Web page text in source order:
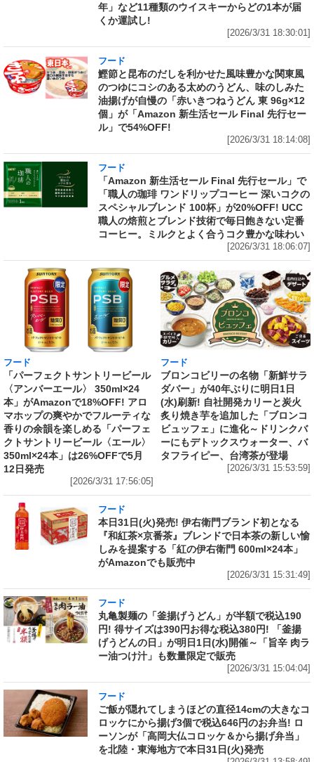
年」など11種類のウイスキーからどの1本が届
くか運試し!
[2026/3/31 18:30:01]
フード
鰹節と昆布のだしを利かせた風味豊かな関東風
のつゆにコシのある太めのうどん、味のしみた
油揚げが自慢の「赤いきつねうどん 東 96g×12
個」が「Amazon 新生活セール Final 先行セー
ル」で54%OFF!
[2026/3/31 18:14:08]
フード
「Amazon 新生活セール Final 先行セール」で
「職人の珈琲 ワンドリップコーヒー 深いコクの
スペシャルブレンド 100杯」が20%OFF! UCC
職人の焙煎とブレンド技術で毎日飽きない定番
コーヒー。ミルクとよく合うコク豊かな味わい
[2026/3/31 18:06:07]
フード
「パーフェクトサントリービール
〈アンバーエール〉 350ml×24
本」がAmazonで18%OFF! アロ
マホップの爽やかでフルーティな
香りの余韻を楽しめる「パーフェ
クトサントリービール〈エール〉
350ml×24本」は26%OFFで5月
12日発売
[2026/3/31 17:56:05]
フード
ブロンコビリーの名物「新鮮サラ
ダバー」が40年ぶりに明日1日
(水)刷新! 自社開発カリーと炭火
炙り焼き芋を追加した「ブロンコ
ビュッフェ」に進化～ドリンクバ
ーにもデトックスウォーター、バ
タフライピー、台湾茶が登場
[2026/3/31 15:53:59]
フード
本日31日(火)発売! 伊右衛門ブランド初となる
『和紅茶×京番茶』ブレンドで日本茶の新しい愉
しみを提案する「紅の伊右衛門 600ml×24本」
がAmazonでも販売中
[2026/3/31 15:31:49]
フード
丸亀製麺の「釜揚げうどん」が半額で税込190
円! 得サイズは390円お得な税込380円! 「釜揚
げうどんの日」が明日1日(水)開催～「旨辛 肉ラ
ー油つけ汁」も数量限定で販売
[2026/3/31 15:04:04]
フード
ご飯が隠れてしまうほどの直径14cmの大きなコ
ロッケにから揚げ3個で税込646円のお弁当! ロ
ーソンが「高岡大仏コロッケ＆から揚げ弁当」
を北陸・東海地方で本日31日(火)発売